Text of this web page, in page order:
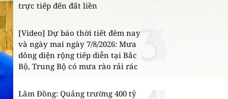
trực tiếp đến đất liền
[Video] Dự báo thời tiết đêm nay
và ngày mai ngày 7/8/2026: Mưa
dông diện rộng tiếp diễn tại Bắc
Bộ, Trung Bộ có mưa rào rải rác
Lâm Đồng: Quảng trường 400 tỷ